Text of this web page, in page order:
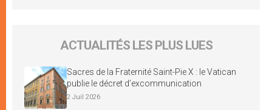
ACTUALITÉS LES PLUS LUES
Sacres de la Fraternité Saint-Pie X : le Vatican
publie le décret d’excommunication
2 Juil 2026